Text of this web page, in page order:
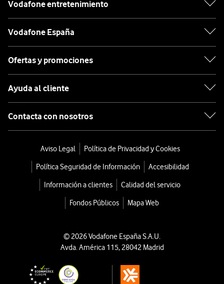
Vodafone entretenimiento
Vodafone España
Ofertas y promociones
Ayuda al cliente
Contacta con nosotros
Aviso Legal
Política de Privacidad y Cookies
Política Seguridad de Información
Accesibilidad
Información a clientes
Calidad del servicio
Fondos Públicos
Mapa Web
© 2026 Vodafone España S.A.U.
Avda. América 115, 28042 Madrid